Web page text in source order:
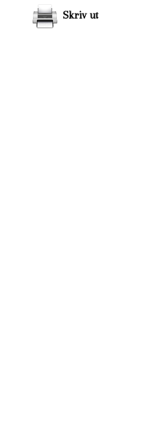
Skriv ut